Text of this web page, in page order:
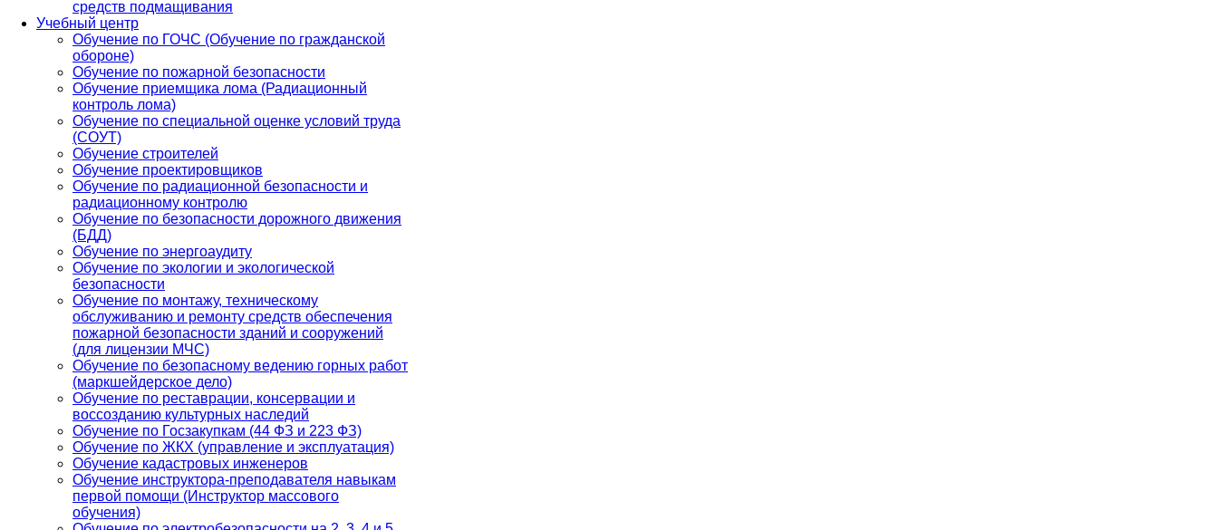
средств подмащивания
Учебный центр
Обучение по ГОЧС (Обучение по гражданской
обороне)
Обучение по пожарной безопасности
Обучение приемщика лома (Радиационный
контроль лома)
Обучение по специальной оценке условий труда
(СОУТ)
Обучение строителей
Обучение проектировщиков
Обучение по радиационной безопасности и
радиационному контролю
Обучение по безопасности дорожного движения
(БДД)
Обучение по энергоаудиту
Обучение по экологии и экологической
безопасности
Обучение по монтажу, техническому
обслуживанию и ремонту средств обеспечения
пожарной безопасности зданий и сооружений
(для лицензии МЧС)
Обучение по безопасному ведению горных работ
(маркшейдерское дело)
Обучение по реставрации, консервации и
воссозданию культурных наследий
Обучение по Госзакупкам (44 ФЗ и 223 ФЗ)
Обучение по ЖКХ (управление и эксплуатация)
Обучение кадастровых инженеров
Обучение инструктора-преподавателя навыкам
первой помощи (Инструктор массового
обучения)